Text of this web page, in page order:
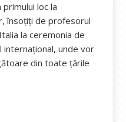
loc la
însoțiți de profesorul
la ceremonia de
internațional, unde vor
din toate țările